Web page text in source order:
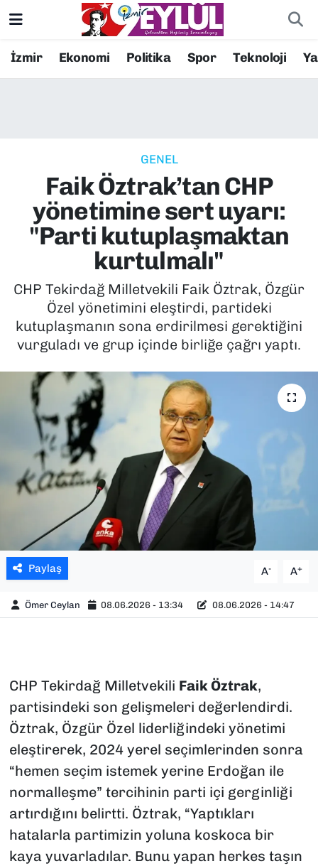
İzmir Ekonomi Politika Spor Teknoloji
GENEL
Faik Öztrak’tan CHP
yönetimine sert uyarı:
"Parti kutuplaşmaktan
kurtulmalı"
CHP Tekirdağ Milletvekili Faik Öztrak, Özgür
Özel yönetimini eleştirdi, partideki
kutuplaşmanın sona erdirilmesi gerektiğini
vurguladı ve grup içinde birliğe çağrı yaptı.
Paylaş A- A+
Ömer Ceylan 08.06.2026 - 13:34 08.06.2026 - 14:47
CHP Tekirdağ Milletvekili Faik Öztrak,
partisindeki son gelişmeleri değerlendirdi.
Öztrak, Özgür Özel liderliğindeki yönetimi
eleştirerek, 2024 yerel seçimlerinden sonra
“hemen seçim istemek yerine Erdoğan ile
normalleşme” tercihinin parti içi gerginliği
artırdığını belirtti. Öztrak, “Yaptıkları
hatalarla partimizin yoluna koskoca bir
kaya yuvarladılar. Bunu yapan herkes taşın
Resmi İlanlar
EKONOMİ
KÜLTÜR SANAT
MAGAZİN
POLİTİKA
SAĞLIK
SPOR
TEKNOLOJİ
YAŞAM
YEREL YÖNETİMLER
Konak Nöbetçi Eczaneler
Süper Lig Puan Durumu ve Fikstür
Tüm Manşetler
Son Dakika Haberleri
Haber Arşivi